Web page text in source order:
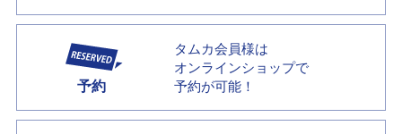
予約
タムカ会員様は
オンラインショップで
予約が可能！